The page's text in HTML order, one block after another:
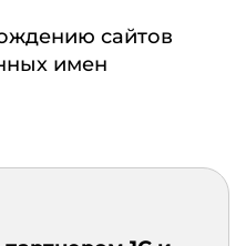
сайтов
имен